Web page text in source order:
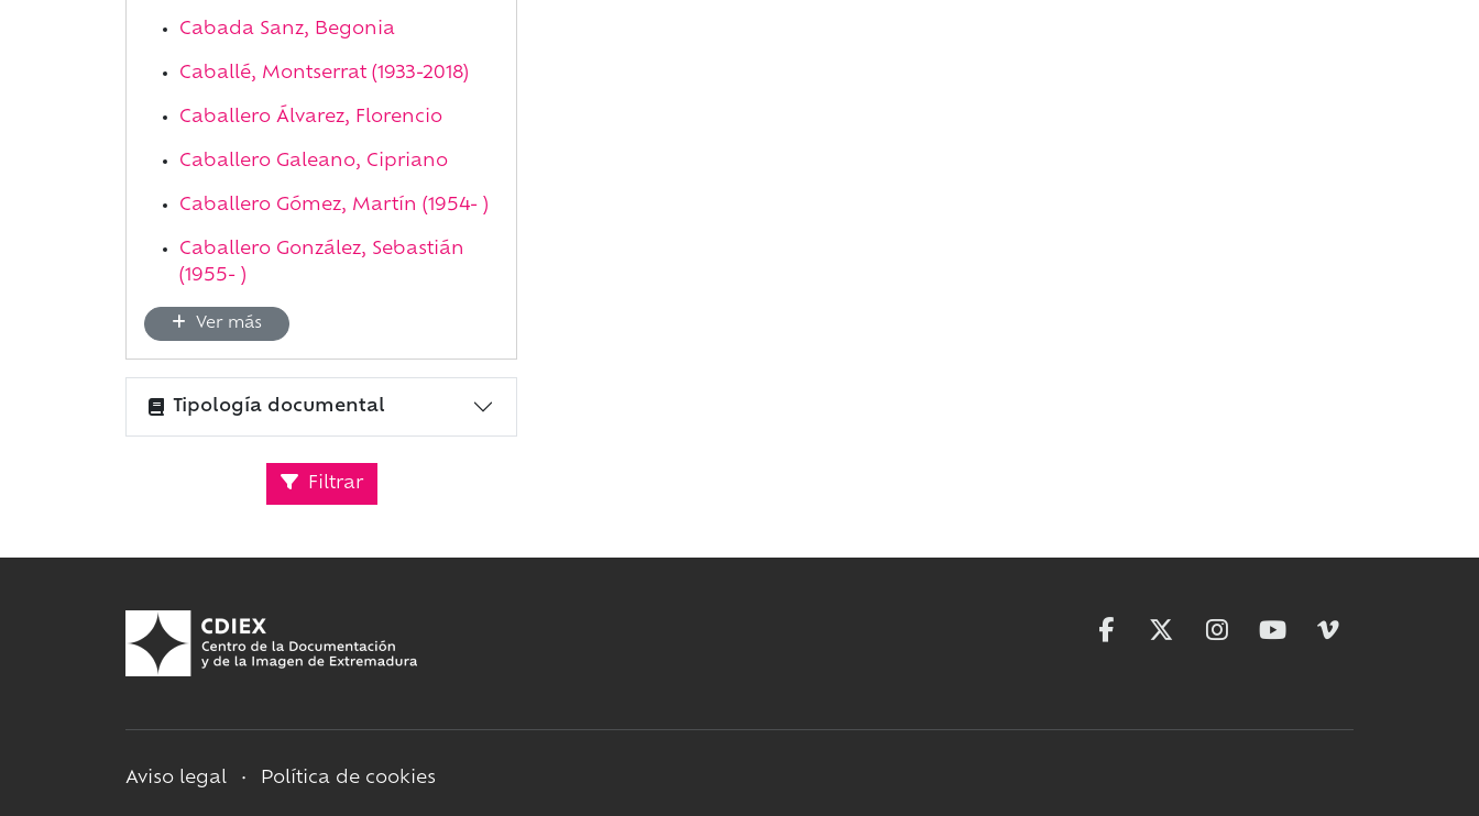
Cabada Sanz, Begonia
Caballé, Montserrat (1933-2018)
Caballero Álvarez, Florencio
Caballero Galeano, Cipriano
Caballero Gómez, Martín (1954- )
Caballero González, Sebastián
(1955- )
Ver más
Tipología documental
Filtrar
Aviso legal • Política de cookies